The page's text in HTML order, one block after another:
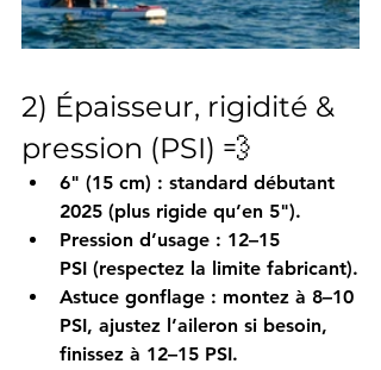
2) Épaisseur, rigidité &
pression (PSI) 💨
6" (15 cm) : standard débutant
2025 (plus rigide qu’en 5").
Pression d’usage : 12–15
PSI (respectez la limite fabricant).
Astuce gonflage : montez à 8–10
PSI, ajustez l’aileron si besoin,
finissez à 12–15 PSI.